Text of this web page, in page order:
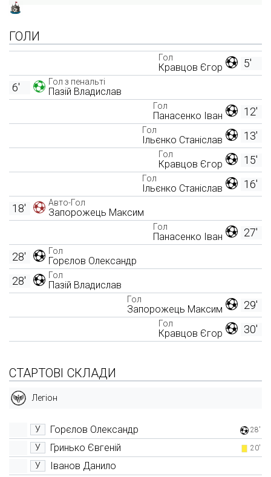
ГОЛИ
5'
Гол
Кравцов Єгор
Гол з пенальті
Пазій Владислав
6'
12'
Гол
Панасенко Іван
13'
Гол
Ільєнко Станіслав
15'
Гол
Кравцов Єгор
16'
Гол
Ільєнко Станіслав
Авто-Гол
Запорожець Максим
18'
27'
Гол
Панасенко Іван
Гол
Горєлов Олександр
28'
Гол
Пазій Владислав
28'
29'
Гол
Запорожець Максим
30'
Гол
Кравцов Єгор
СТАРТОВІ СКЛАДИ
Легіон
У Горєлов Олександр 28'
У Гринько Євгеній 20'
У Іванов Данило